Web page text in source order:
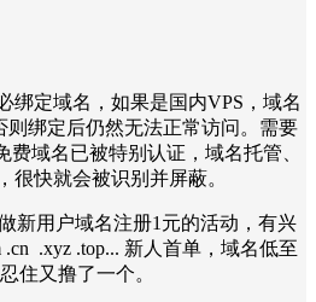
绑定域名，如果是国内VPS，域名
则绑定后仍然无法正常访问。需要
费域名已被特别认证，域名托管、
很快就会被识别并屏蔽。
新用户域名注册1元的活动，有兴
.xyz .top... 新人首单，域名低至
住又撸了一个。